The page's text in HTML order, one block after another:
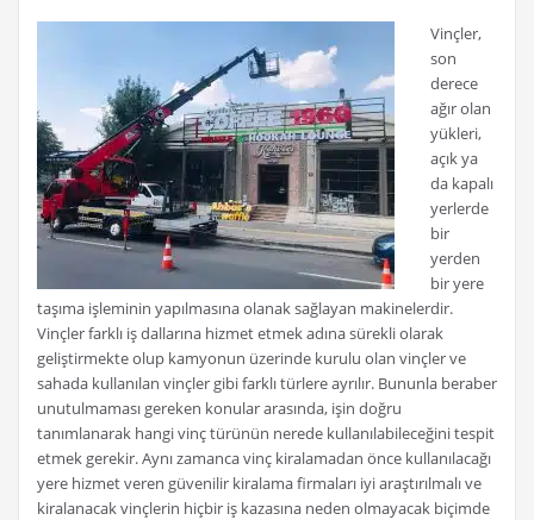
Vinçler,
son
derece
ağır olan
yükleri,
açık ya
da kapalı
yerlerde
bir
yerden
bir yere
taşıma işleminin yapılmasına olanak sağlayan makinelerdir.
Vinçler farklı iş dallarına hizmet etmek adına sürekli olarak
geliştirmekte olup kamyonun üzerinde kurulu olan vinçler ve
sahada kullanılan vinçler gibi farklı türlere ayrılır. Bununla beraber
unutulmaması gereken konular arasında, işin doğru
tanımlanarak hangi vinç türünün nerede kullanılabileceğini tespit
etmek gerekir. Aynı zamanca vinç kiralamadan önce kullanılacağı
yere hizmet veren güvenilir kiralama firmaları iyi araştırılmalı ve
kiralanacak vinçlerin hiçbir iş kazasına neden olmayacak biçimde